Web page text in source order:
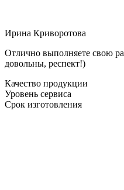
Ирина Криворотова
Отлично выполняете свою
довольны, респект!)
Качество продукции
Уровень сервиса
Срок изготовления